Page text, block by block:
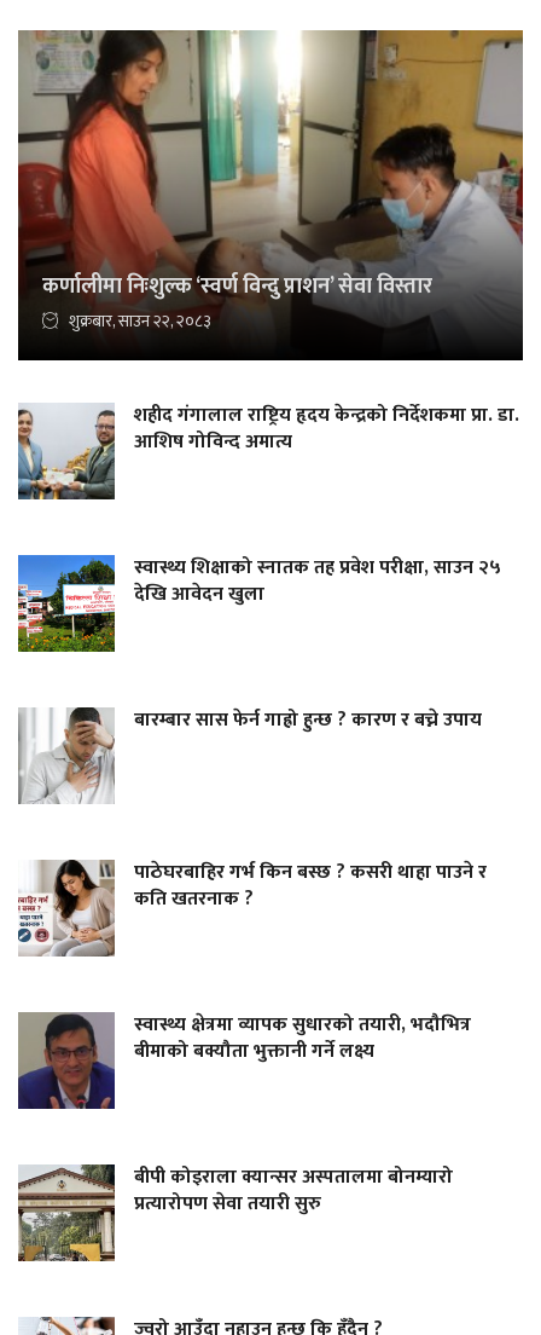
कर्णालीमा निःशुल्क ‘स्वर्ण विन्दु प्राशन’ सेवा विस्तार
शुक्रबार, साउन २२, २०८३
शहीद गंगालाल राष्ट्रिय हृदय केन्द्रको निर्देशकमा प्रा. डा.
आशिष गोविन्द अमात्य
स्वास्थ्य शिक्षाको स्नातक तह प्रवेश परीक्षा, साउन २५
देखि आवेदन खुला
बारम्बार सास फेर्न गाह्रो हुन्छ ? कारण र बच्ने उपाय
पाठेघरबाहिर गर्भ किन बस्छ ? कसरी थाहा पाउने र
कति खतरनाक ?
स्वास्थ्य क्षेत्रमा व्यापक सुधारको तयारी, भदौभित्र
बीमाको बक्यौता भुक्तानी गर्ने लक्ष्य
बीपी कोइराला क्यान्सर अस्पतालमा बोनम्यारो
प्रत्यारोपण सेवा तयारी सुरु